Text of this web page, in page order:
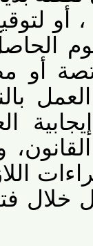
أو
فترة